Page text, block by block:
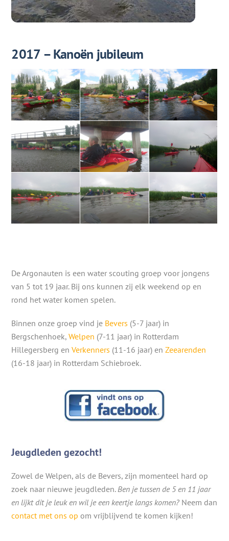
2017 – Kanoën jubileum
De Argonauten is een water scouting groep voor jongens
van 5 tot 19 jaar. Bij ons kunnen zij elk weekend op en
rond het water komen spelen.
Binnen onze groep vind je Bevers (5-7 jaar) in
Bergschenhoek,Welpen (7-11 jaar) in Rotterdam
Hillegersberg enVerkenners (11-16 jaar) enZeearenden
(16-18 jaar) in Rotterdam Schiebroek.
Jeugdleden gezocht!
Zowel de Welpen, als de Bevers, zijn momenteel hard op
zoek naar nieuwe jeugdleden.Ben je tussen de 5 en 11 jaar
en lijkt dit je leuk en wil je een keertje langs komen? Neem dan
contact met ons op om vrijblijvend te komen kijken!